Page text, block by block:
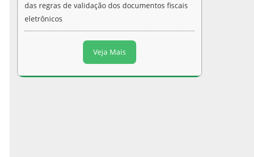
das regras de validação dos documentos fiscais
eletrônicos
Veja Mais